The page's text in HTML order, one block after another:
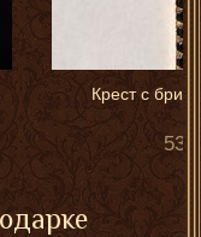
Крест с